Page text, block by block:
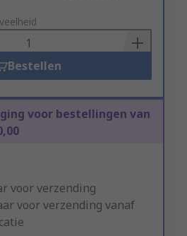
Bestellen
voor bestellingen van
voor verzending
voor verzending vanaf